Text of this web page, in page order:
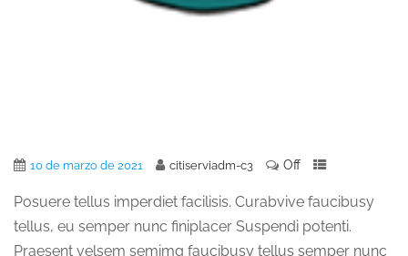
10 de marzo de 2021 citiserviadm-c3 Off
Posuere tellus imperdiet facilisis. Curabvive faucibusy
tellus, eu semper nunc finiplacer Suspendi potenti.
Praesent velsem semimg faucibusy tellus semper nunc